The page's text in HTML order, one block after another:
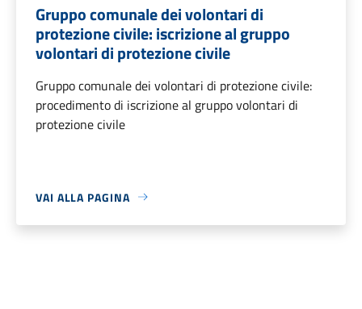
Gruppo comunale dei volontari di
protezione civile: iscrizione al gruppo
volontari di protezione civile
Gruppo comunale dei volontari di protezione civile:
procedimento di iscrizione al gruppo volontari di
protezione civile
VAI ALLA PAGINA